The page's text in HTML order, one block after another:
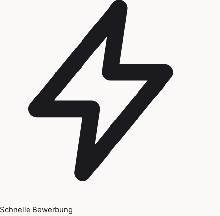
Schnelle Bewerbung